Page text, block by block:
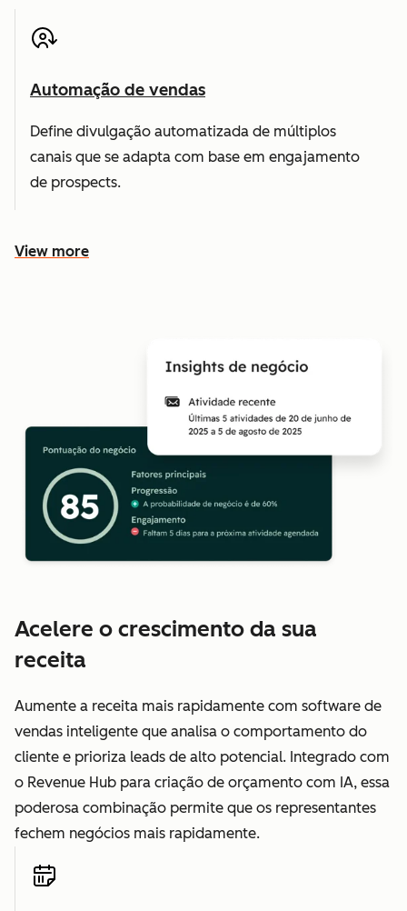
Automação de vendas
Define divulgação automatizada de múltiplos
canais que se adapta com base em engajamento
de prospects.
View more
Acelere o crescimento da sua
receita
Aumente a receita mais rapidamente com software de
vendas inteligente que analisa o comportamento do
cliente e prioriza leads de alto potencial. Integrado com
o Revenue Hub para criação de orçamento com IA, essa
poderosa combinação permite que os representantes
fechem negócios mais rapidamente.